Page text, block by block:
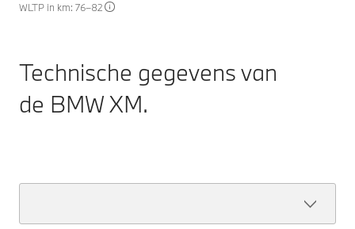
WLTP in km: 76–82
Technische gegevens van
de BMW XM.